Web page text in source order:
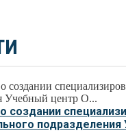
создании